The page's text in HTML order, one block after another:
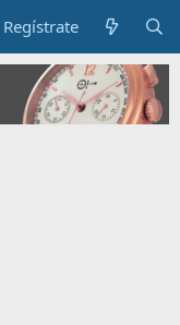
Regístrate